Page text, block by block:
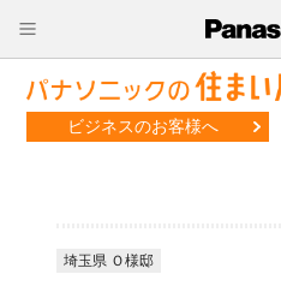
ビジネスのお客様へ
埼玉県 Ｏ様邸